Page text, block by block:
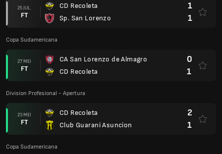
25 JUL.
FT
CD Recoleta
Sp. San Lorenzo
1
1
Copa Sudamericana
27 MEI
FT
CA San Lorenzo de Almagro
CD Recoleta
0
1
Division Profesional - Apertura
23 MEI
FT
CD Recoleta
Club Guarani Asuncion
2
1
Copa Sudamericana